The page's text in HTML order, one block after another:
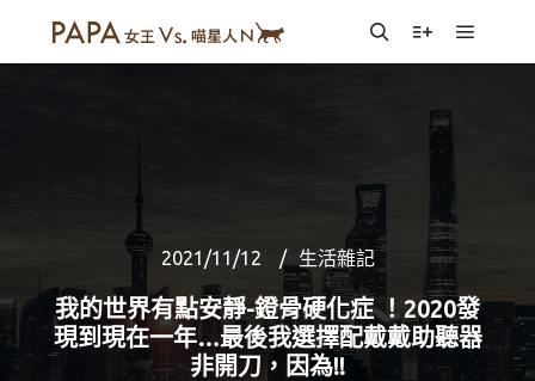
SearchMore info
Main
2021/11/12 生活雜記
我的世界有點安靜-鐙骨硬化症 ！2020發
現到現在一年…最後我選擇配戴戴助聽器
非開刀，因為!!